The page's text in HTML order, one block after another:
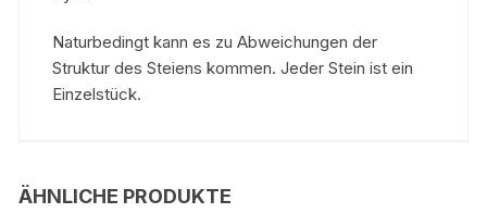
Naturbedingt kann es zu Abweichungen der
Struktur des Steiens kommen. Jeder Stein ist ein
Einzelstück.
ÄHNLICHE PRODUKTE